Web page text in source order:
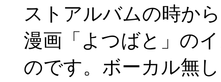
ストアルバムの時か
漫画「よつばと」の
のです。ボーカル無